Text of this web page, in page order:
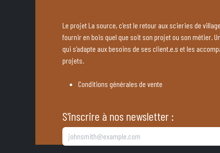
Le projet La source, c’est le retour aux scieries de
fournir en bois quel que soit son projet ou son métier.
qui s’adapte aux besoins de ses client.e.s et les
projets.
Conditions générales de vente
S'inscrire à nos newsletter :